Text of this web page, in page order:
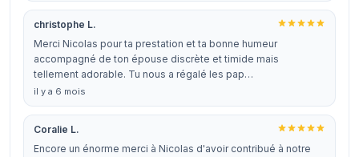
christophe L.
Merci Nicolas pour ta prestation et ta bonne humeur
accompagné de ton épouse discrète et timide mais
tellement adorable. Tu nous a régalé les pap…
il y a 6 mois
Coralie L.
Encore un énorme merci à Nicolas d'avoir contribué à notre